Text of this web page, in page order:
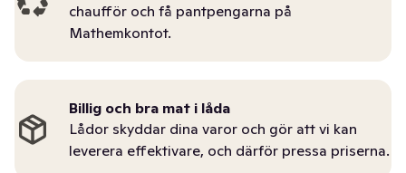
chaufför och få pantpengarna på
Mathemkontot.
Billig och bra mat i låda
Lådor skyddar dina varor och gör att vi kan
leverera effektivare, och därför pressa priserna.